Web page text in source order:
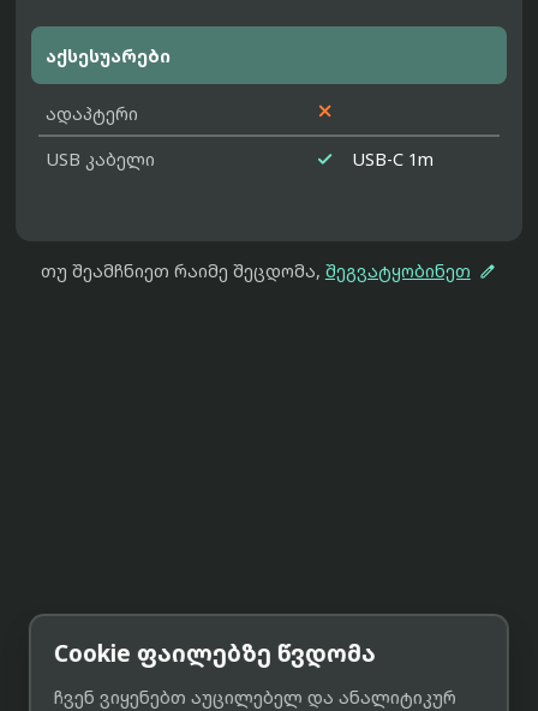
აქსესუარები
ადაპტერი 
USB კაბელი  USB-C 1m
თუ შეამჩნიეთ რაიმე შეცდომა, შეგვატყობინეთ 
Cookie ფაილებზე წვდომა
ჩვენ ვიყენებთ აუცილებელ და ანალიტიკურ